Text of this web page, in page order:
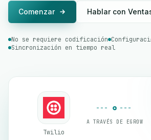
Comenzar Hablar con
No se requiere codificación
Sincronización en tiempo real
Twilio
A TRAVÉS DE EGROW